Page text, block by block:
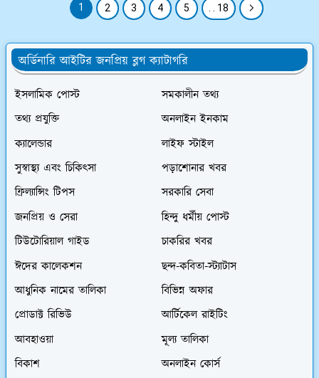
1 2 3 4 5 . . 18
অর্ডিনারি আইটির জনপ্রিয় ব্লগ ক্যাটাগরি
ইসলামিক পোস্ট
সমকালীন তথ্য
তথ্য প্রযুক্তি
অনলাইন ইনকাম
ক্যালেন্ডার
লাইফ স্টাইল
সুস্বাস্থ্য এবং চিকিৎসা
পড়াশোনার খবর
ফ্রিল্যান্সিং টিপস
সরকারি সেবা
জনপ্রিয় ও সেরা
হিন্দু ধর্মীয় পোস্ট
টিউটোরিয়াল গাইড
চাকরির খবর
ঈদের কালেকশন
ছন্দ-কবিতা-স্ট্যাটাস
আধুনিক নামের তালিকা
বিভিন্ন অফার
প্রোডাক্ট রিভিউ
আর্টিকেল রাইটিং
আবহাওয়া
মূল্য তালিকা
বিকাশ
অনলাইন কোর্স